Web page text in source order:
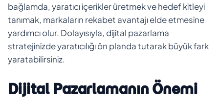
bağlamda, yaratıcı içerikler üretmek ve hedef kitleyi
tanımak, markaların rekabet avantajı elde etmesine
yardımcı olur. Dolayısıyla, dijital pazarlama
stratejinizde yaratıcılığı ön planda tutarak büyük fark
yaratabilirsiniz.
Dijital Pazarlamanın Önemi